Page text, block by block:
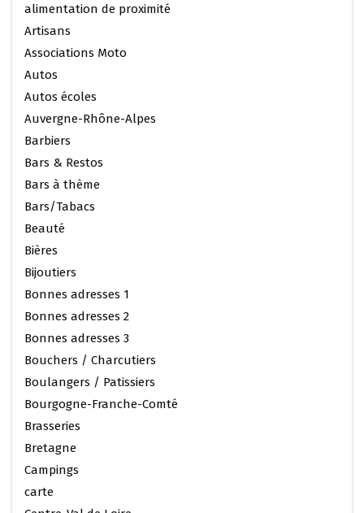
alimentation de proximité
Artisans
Associations Moto
Autos
Autos écoles
Auvergne-Rhône-Alpes
Barbiers
Bars & Restos
Bars à thème
Bars/Tabacs
Beauté
Bières
Bijoutiers
Bonnes adresses 1
Bonnes adresses 2
Bonnes adresses 3
Bouchers / Charcutiers
Boulangers / Patissiers
Bourgogne-Franche-Comté
Brasseries
Bretagne
Campings
carte